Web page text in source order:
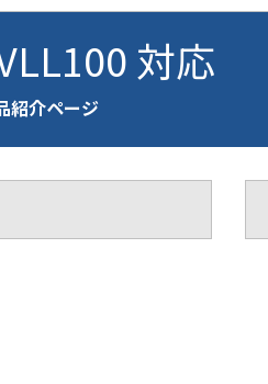
対応
紹介ページ